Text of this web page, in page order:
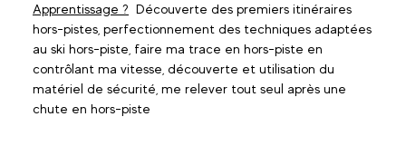
Apprentissage ? Découverte des premiers itinéraires
hors-pistes, perfectionnement des techniques adaptées
au ski hors-piste, faire ma trace en hors-piste en
contrôlant ma vitesse, découverte et utilisation du
matériel de sécurité, me relever tout seul après une
chute en hors-piste